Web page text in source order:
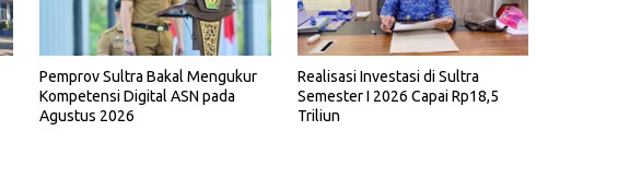
Pemprov Sultra Bakal Mengukur
Kompetensi Digital ASN pada
Agustus 2026
Realisasi Investasi di Sultra
Semester I 2026 Capai Rp18,5
Triliun